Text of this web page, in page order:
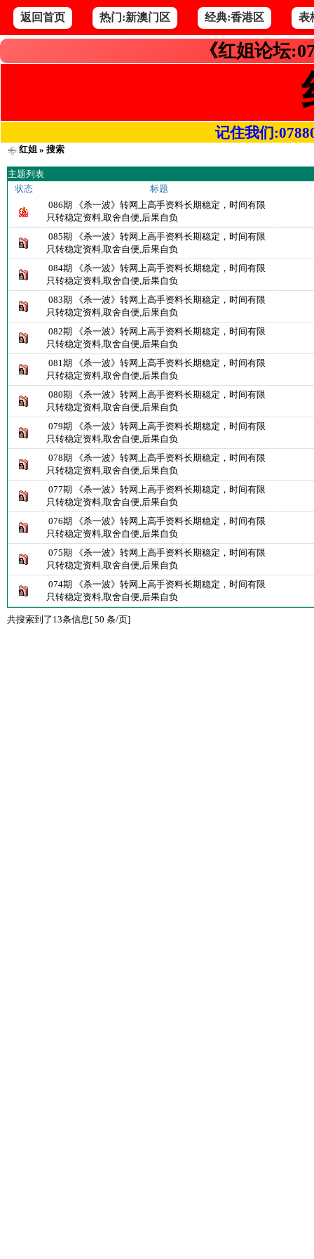
返回首页 热门:新澳门区 经典:香港区 表
《红姐论坛
记住我们
红姐» 搜索
主题列表
状态
标题
086期 《杀一波》转网上高手资料长期稳定，时间有限
只转稳定资料,取舍自便,后果自负
085期 《杀一波》转网上高手资料长期稳定，时间有限
只转稳定资料,取舍自便,后果自负
084期 《杀一波》转网上高手资料长期稳定，时间有限
只转稳定资料,取舍自便,后果自负
083期 《杀一波》转网上高手资料长期稳定，时间有限
只转稳定资料,取舍自便,后果自负
082期 《杀一波》转网上高手资料长期稳定，时间有限
只转稳定资料,取舍自便,后果自负
081期 《杀一波》转网上高手资料长期稳定，时间有限
只转稳定资料,取舍自便,后果自负
080期 《杀一波》转网上高手资料长期稳定，时间有限
只转稳定资料,取舍自便,后果自负
079期 《杀一波》转网上高手资料长期稳定，时间有限
只转稳定资料,取舍自便,后果自负
078期 《杀一波》转网上高手资料长期稳定，时间有限
只转稳定资料,取舍自便,后果自负
077期 《杀一波》转网上高手资料长期稳定，时间有限
只转稳定资料,取舍自便,后果自负
076期 《杀一波》转网上高手资料长期稳定，时间有限
只转稳定资料,取舍自便,后果自负
075期 《杀一波》转网上高手资料长期稳定，时间有限
只转稳定资料,取舍自便,后果自负
074期 《杀一波》转网上高手资料长期稳定，时间有限
只转稳定资料,取舍自便,后果自负
共搜索到了13条信息[ 50 条/页]